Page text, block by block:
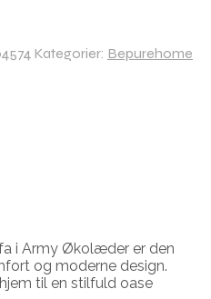
Kategorier: Bepurehome
i Army Økolæder er den
og moderne design.
til en stilfuld oase